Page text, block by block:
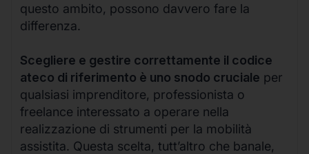
questo ambito, possono davvero fare la
differenza.
Scegliere e gestire correttamente il codice
ateco di riferimento è uno snodo cruciale per
qualsiasi imprenditore, professionista o
freelance interessato a operare nella
realizzazione di strumenti per la mobilità
assistita. Questa scelta, tutt’altro che banale,